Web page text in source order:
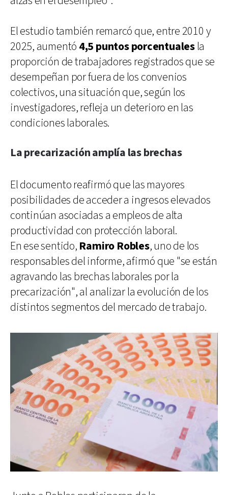
El estudio también remarcó que, entre 2010 y
2025, aumentó 4,5 puntos porcentualesla
proporción de trabajadores registrados que se
desempeñan por fuera de los convenios
colectivos, una situación que, según los
investigadores, refleja un deterioro en las
condiciones laborales.
La precarización amplía las brechas
El documento reafirmó que las mayores
posibilidades de acceder a ingresos elevados
continúan asociadas a empleos de alta
productividad con protección laboral.
En ese sentido, Ramiro Robles, uno de los
responsables del informe, afirmó que "se están
agravando las brechas laborales por la
precarización", al analizar la evolución de los
distintos segmentos del mercado de trabajo.